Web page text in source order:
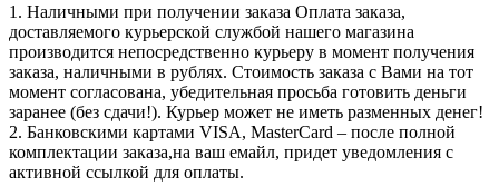
1. Наличными при получении заказа Оплата заказа,
доставляемого курьерской службой нашего магазина
производится непосредственно курьеру в момент получения
заказа, наличными в рублях. Стоимость заказа с Вами на тот
момент согласована, убедительная просьба готовить деньги
заранее (без сдачи!). Курьер может не иметь разменных денег!
2. Банковскими картами VISA, MasterCard – после полной
комплектации заказа,на ваш емайл, придет уведомления с
активной ссылкой для оплаты.